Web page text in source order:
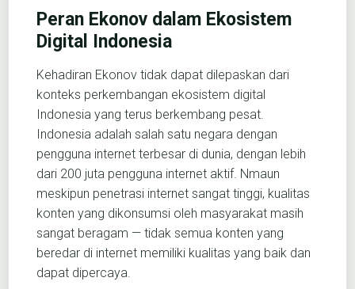
Peran Ekonov dalam Ekosistem
Digital Indonesia
Kehadiran Ekonov tidak dapat dilepaskan dari
konteks perkembangan ekosistem digital
Indonesia yang terus berkembang pesat.
Indonesia adalah salah satu negara dengan
pengguna internet terbesar di dunia, dengan lebih
dari 200 juta pengguna internet aktif. Nmaun
meskipun penetrasi internet sangat tinggi, kualitas
konten yang dikonsumsi oleh masyarakat masih
sangat beragam — tidak semua konten yang
beredar di internet memiliki kualitas yang baik dan
dapat dipercaya.